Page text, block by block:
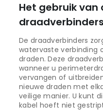
Het gebruik van
draadverbinders
De draadverbinders
watervaste verbinding
draden. Deze
wanneer u
vervangen of
nieuwe draden met
veilige manier. U kunt
kabel hoeft niet